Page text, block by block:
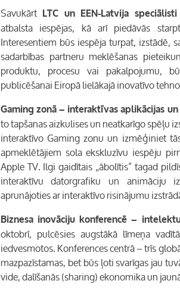
Savukārt LTC un EEN-Latvija speciālisti
atbalsta iespējas, kā arī piedāvās
Interesentiem būs iespēja turpat,
sadarbības partneru meklēšanas
produktu, procesu vai pakalpojumu,
publicēšanai Eiropā lielākajā inovatīvo
Gaming zonā – interaktīvas aplikācijas
to tapšanas aizkulises un neatkarīgo spēļu
interaktīvoGamingzonu un izmēģiniet
apmeklētājiem sola ekskluzīvu iespēju
Apple TV. Ilgi gaidītais „ābolītis” tagad
interaktīvu datorgrafiku un animāciju
aprunājoties ar interaktīvo risinājumu
Biznesa inovāciju konferencē –
oktobrī, pulcēsies augstākā līmeņa
iedvesmotos. Konferences centrā – trīs
mazpazīstamas, bet būs ļoti svarīgas jau
vide, dalīšanās (sharing) ekonomika un